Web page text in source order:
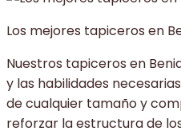
Los mejores tapiceros en
Nuestros tapiceros en
y las habilidades
de cualquier tamaño y
reforzar la estructura de